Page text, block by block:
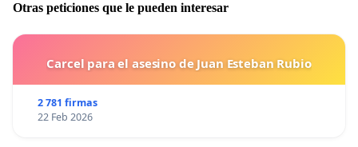
Otras peticiones que le pueden interesar
Carcel para el asesino de Juan Esteban Rubio
2 781 firmas
22 Feb 2026